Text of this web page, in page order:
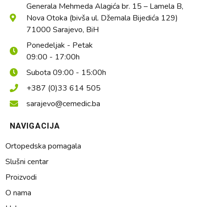
Generala Mehmeda Alagića br. 15 – Lamela B,
Nova Otoka (bivša ul. Džemala Bijedića 129)
71000 Sarajevo, BiH
Ponedeljak - Petak
09:00 - 17:00h
Subota 09:00 - 15:00h
+387 (0)33 614 505
sarajevo@cemedic.ba
NAVIGACIJA
Ortopedska pomagala
Slušni centar
Proizvodi
O nama